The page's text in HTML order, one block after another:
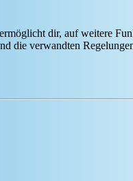
dir, auf weitere
die verwandten